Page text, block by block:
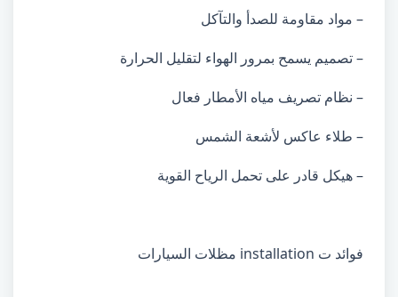
– مواد مقاومة للصدأ والتآكل
– تصميم يسمح بمرور الهواء لتقليل الحرارة
– نظام تصريف مياه الأمطار فعال
– طلاء عاكس لأشعة الشمس
– هيكل قادر على تحمل الرياح القوية
فوائد ت installation مظلات السيارات